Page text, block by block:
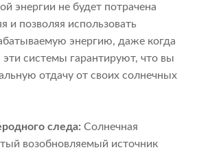
энергии не будет потрачена
и позволяя использовать
энергию, даже когда
эти системы гарантируют, что вы
отдачу от своих солнечных
следа: Солнечная
возобновляемый источник